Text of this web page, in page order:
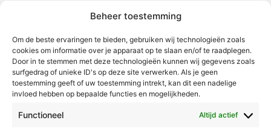
Beheer toestemming
Om de beste ervaringen te bieden, gebruiken wij technologieën zoals
cookies om informatie over je apparaat op te slaan en/of te raadplegen.
Door in te stemmen met deze technologieën kunnen wij gegevens zoals
surfgedrag of unieke ID's op deze site verwerken. Als je geen
toestemming geeft of uw toestemming intrekt, kan dit een nadelige
invloed hebben op bepaalde functies en mogelijkheden.
Functioneel Altijd actief
Leudal
Maasgouw
Echt-Susteren